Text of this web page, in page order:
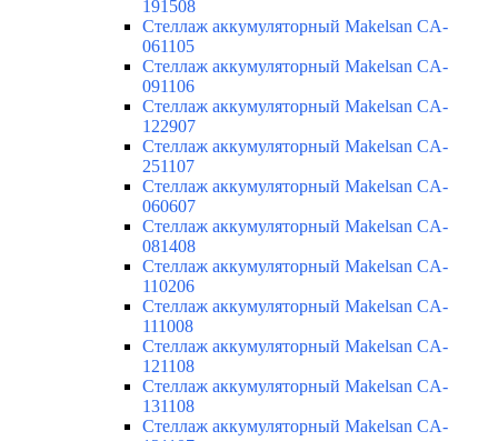
191508
Стеллаж аккумуляторный Makelsan CA-
061105
Стеллаж аккумуляторный Makelsan CA-
091106
Стеллаж аккумуляторный Makelsan CA-
122907
Стеллаж аккумуляторный Makelsan CA-
251107
Стеллаж аккумуляторный Makelsan CA-
060607
Стеллаж аккумуляторный Makelsan CA-
081408
Стеллаж аккумуляторный Makelsan CA-
110206
Стеллаж аккумуляторный Makelsan CA-
111008
Стеллаж аккумуляторный Makelsan CA-
121108
Стеллаж аккумуляторный Makelsan CA-
131108
Стеллаж аккумуляторный Makelsan CA-